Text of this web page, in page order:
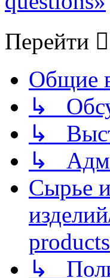
Перейти
Общие
↳
↳
↳
Сырье
products
↳